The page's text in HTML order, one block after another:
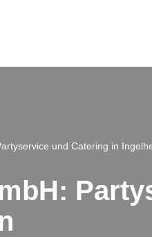
und Catering in